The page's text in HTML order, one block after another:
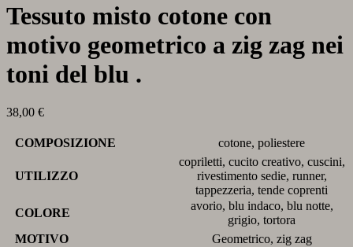
Tessuto misto cotone con
motivo geometrico a zig zag nei
toni del blu .
38,00 €
COMPOSIZIONE cotone, poliestere
UTILIZZO
copriletti, cucito creativo, cuscini,
rivestimento sedie, runner,
tappezzeria, tende coprenti
COLORE
avorio, blu indaco, blu notte,
grigio, tortora
MOTIVO
Geometrico, zig zag